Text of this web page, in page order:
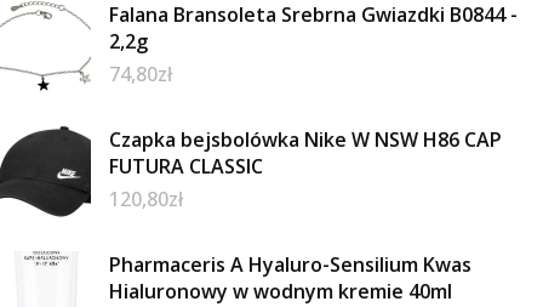
Falana Bransoleta Srebrna Gwiazdki B0844 -
2,2g
74,80zł
Czapka bejsbolówka Nike W NSW H86 CAP
FUTURA CLASSIC
120,80zł
Pharmaceris A Hyaluro-Sensilium Kwas
Hialuronowy w wodnym kremie 40ml